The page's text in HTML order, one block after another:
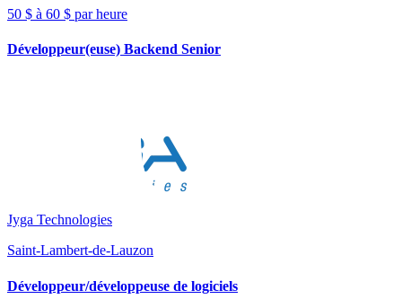
50 $ à 60 $ par heure
Développeur(euse) Backend Senior
Jyga Technologies
Saint-Lambert-de-Lauzon
Développeur/développeuse de logiciels